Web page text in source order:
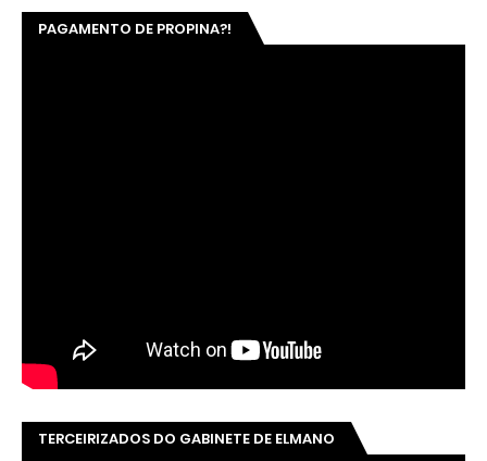
PAGAMENTO DE PROPINA?!
TERCEIRIZADOS DO GABINETE DE ELMANO